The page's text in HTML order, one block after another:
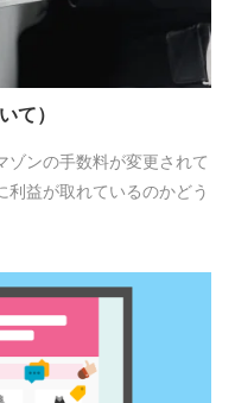
て）
ゾンの手数料が変更されて
利益が取れているのかどう